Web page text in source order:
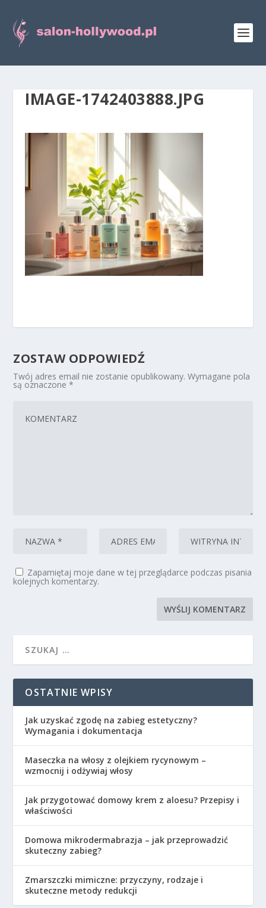
IMAGE-1742403888.JPG
ZOSTAW ODPOWIEDŹ
Twój adres email nie zostanie opublikowany. Wymagane pola
są oznaczone*
Zapamiętaj moje dane w tej przeglądarce podczas pisania
kolejnych komentarzy.
OSTATNIE WPISY
Jak uzyskać zgodę na zabieg estetyczny?
Wymagania i dokumentacja
Maseczka na włosy z olejkiem rycynowym –
wzmocnij i odżywiaj włosy
Jak przygotować domowy krem z aloesu? Przepisy i
właściwości
Domowa mikrodermabrazja – jak przeprowadzić
skuteczny zabieg?
Zmarszczki mimiczne: przyczyny, rodzaje i
skuteczne metody redukcji